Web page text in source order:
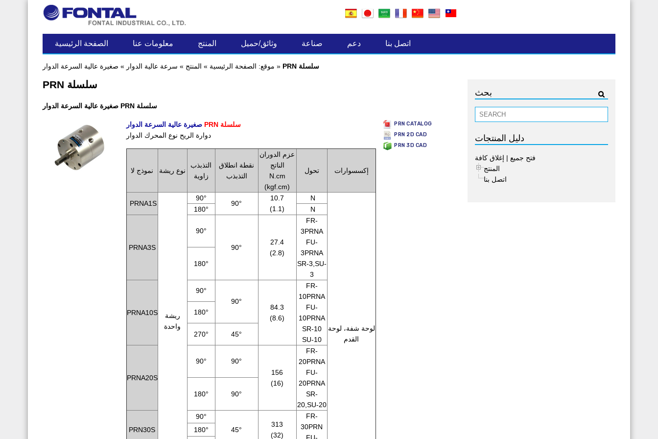
الصفحة الرئيسية معلومات عنا المنتج وثائق/حميل صناعة دعم اتصل بنا
موقع: الصفحة الرئيسية » المنتج » سرعة عالية الدوار » صغيرة عالية السرعة الدوار » PRN سلسلة
PRN سلسلة
صغيرة عالية السرعة الدوار PRN سلسلة
صغيرة عالية السرعة الدوار
PRN سلسلة
دوارة الريح نوع المحرك الدوار
نموذج لا نوع ريشة
التذبذب
زاوية
نقطة انطلاق
التذبذب
عزم الدوران
الناتج
N.cm
(kgf.cm)
تحول إكسسوارات
PRNA1S
ريشة
واحدة
90°
90°
10.7
(1.1)
N
لوحة شفة، لوحة
القدم
180° N
PRNA3S
90°
90°
27.4
(2.8)
FR-
3PRNA
FU-
3PRNA
SR-3,SU-
3
180°
PRNA10S
90°
90°
84.3
(8.6)
FR-
10PRNA
FU-
10PRNA
SR-10
SU-10
180°
270° 45°
PRNA20S
90°
90°
156
(16)
FR-
20PRNA
FU-
20PRNA
SR-
20,SU-20
180° 90°
PRN30S
90°
45°
313
(32)
FR-
30PRN
180°
PRN CATALOG
PRN 2D CAD
PRN 3D CAD
بحث
دليل المنتجات
فتح جميع | إغلاق كافة
المنتج
اتصل بنا